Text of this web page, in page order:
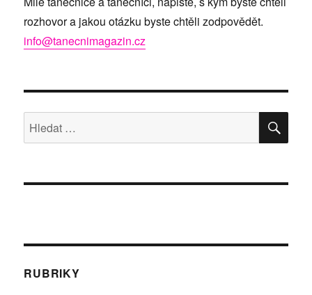
rozhovor a jakou otázku byste chtěli zodpovědět.
info@tanecnimagazin.cz
Hledat:
RUBRIKY